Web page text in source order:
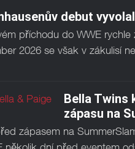
debut
příchodu do WWE
2026 se však v zákulisí
Bella Twins
zápasu na
zápasem na